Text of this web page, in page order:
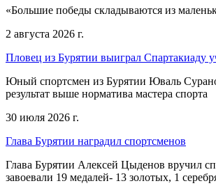
«Большие победы складываются из
2 августа 2026 г.
Пловец из Бурятии выиграл Спартакиаду
Юный спортсмен из Бурятии Юваль
результат выше норматива мастера спорта
30 июля 2026 г.
Глава Бурятии наградил спортсменов
Глава Бурятии Алексей Цыденов вручил
завоевали 19 медалей- 13 золотых, 1